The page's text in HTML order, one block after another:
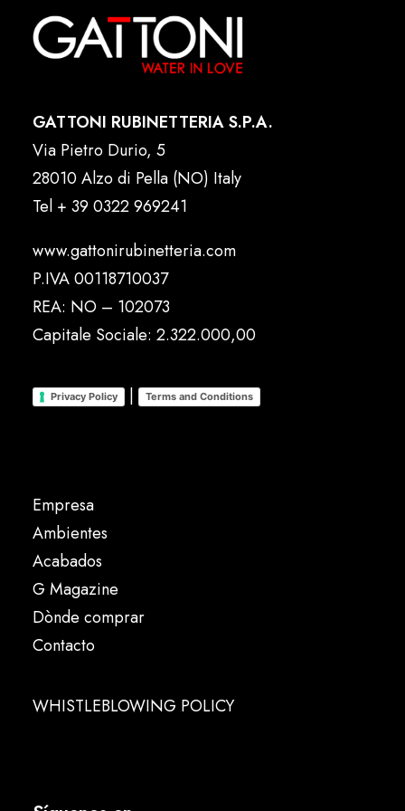
GATTONI RUBINETTERIA S.P.A.
Via Pietro Durio, 5
28010 Alzo di Pella (NO) Italy
Tel + 39 0322 969241
www.gattonirubinetteria.com
P.IVA 00118710037
REA: NO – 102073
Capitale Sociale: 2.322.000,00
Privacy Policy | Terms and Conditions
Empresa
Ambientes
Acabados
G Magazine
Dònde comprar
Contacto
WHISTLEBLOWING POLICY